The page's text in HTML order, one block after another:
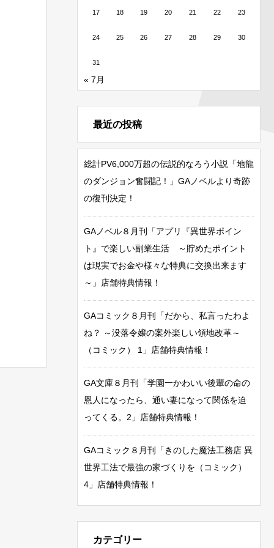
17 18 19 20 21 22 23
24 25 26 27 28 29 30
31
« 7月
最近の投稿
総計PV6,000万超の伝説的なろう小説「地龍
のダンジョン奮闘記！」GAノベルより奇跡
の復刊決定！
GAノベル８月刊「アプリ『異世界ポイン
ト』で楽しい副業生活 ～貯めたポイント
は現実でお金や様々な特典に交換出来ます
～」店舗特典情報！
GAコミック８月刊「だから、私言ったわよ
ね？ ～没落令嬢の案外楽しい領地改革～
（コミック） 1」店舗特典情報！
GA文庫８月刊「学園一かわいい後輩の命の
恩人になったら、通い妻になって関係を迫
ってくる。2」店舗特典情報！
GAコミック８月刊「きのした魔法工務店 異
世界工法で最強の家づくりを（コミック）
4」店舗特典情報！
カテゴリー